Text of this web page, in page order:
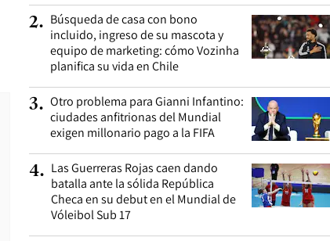
2. Búsqueda de casa con bono
incluido, ingreso de su mascota y
equipo de marketing: cómo Vozinha
planifica su vida en Chile
3. Otro problema para Gianni Infantino:
ciudades anfitrionas del Mundial
exigen millonario pago a la FIFA
4. Las Guerreras Rojas caen dando
batalla ante la sólida República
Checa en su debut en el Mundial de
Vóleibol Sub 17